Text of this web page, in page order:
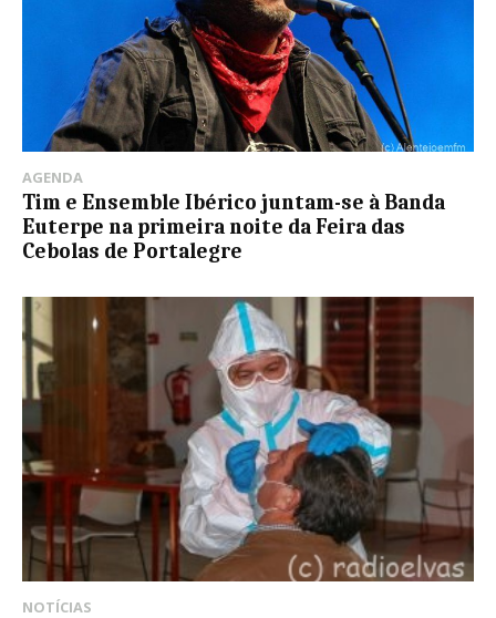
AGENDA
Tim e Ensemble Ibérico juntam-se à Banda
Euterpe na primeira noite da Feira das
Cebolas de Portalegre
NOTÍCIAS